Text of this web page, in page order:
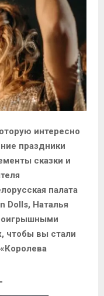
интересно
праздники
сказки и
палата
Dolls, Наталья
чтобы вы стали